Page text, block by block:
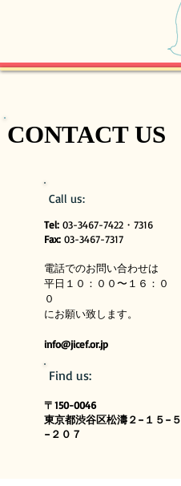
CONTACT US
Tel: 03-3467-7422・7316
Fax: 03-3467-7317
電話でのお問い合わせは
平日１０：００〜１６：０
０
にお願い致します。
Call us:
info@jicef.or.jp
​Find us:
〒150-0046
東京都渋谷区松濤２−１５−５
−２０７